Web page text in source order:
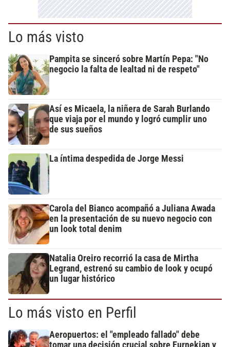
Lo más visto
Pampita se sinceró sobre Martín Pepa: "No
negocio la falta de lealtad ni de respeto"
Así es Micaela, la niñera de Sarah Burlando
que viaja por el mundo y logró cumplir uno
de sus sueños
La íntima despedida de Jorge Messi
Carola del Bianco acompañó a Juliana Awada
en la presentación de su nuevo negocio con
un look total denim
Natalia Oreiro recorrió la casa de Mirtha
Legrand, estrenó su cambio de look y ocupó
un lugar histórico
Lo más visto en Perfil
Aeropuertos: el "empleado fallado" debe
tomar una decisión crucial sobre Eurnekian y